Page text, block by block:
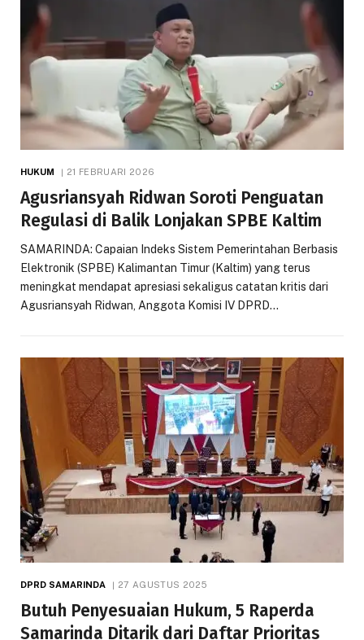
HUKUM 21 FEBRUARI 2026
Agusriansyah Ridwan Soroti Penguatan
Regulasi di Balik Lonjakan SPBE Kaltim
SAMARINDA: Capaian Indeks Sistem Pemerintahan Berbasis
Elektronik (SPBE) Kalimantan Timur (Kaltim) yang terus
meningkat mendapat apresiasi sekaligus catatan kritis dari
Agusriansyah Ridwan, Anggota Komisi IV DPRD…
DPRD SAMARINDA 27 AGUSTUS 2025
Butuh Penyesuaian Hukum, 5 Raperda
Samarinda Ditarik dari Daftar Prioritas